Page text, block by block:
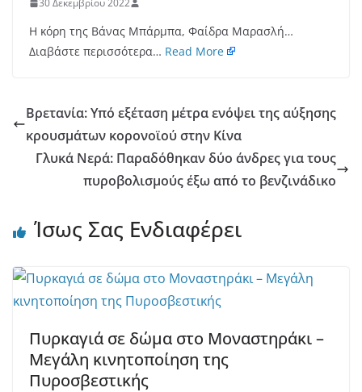
30 Δεκεμβρίου 2022
Η κόρη της Βάνας Μπάρμπα, Φαίδρα Μαρασλή…
Διαβάστε περισσότερα… Read More
Βρετανία: Υπό εξέταση μέτρα ενόψει της αύξησης
κρουσμάτων κορονοϊού στην Κίνα
Γλυκά Νερά: Παραδόθηκαν δύο άνδρες για τους
πυροβολισμούς έξω από το βενζινάδικο
Ίσως Σας Ενδιαφέρει
Πυρκαγιά σε δώμα στο Μοναστηράκι –
Μεγάλη κινητοποίηση της
Πυροσβεστικής